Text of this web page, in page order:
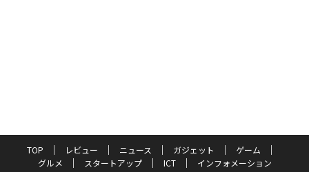
TOP レビュー ニュース ガジェット
ゲーム
グルメ
スタートアップ ICT インフォメーション